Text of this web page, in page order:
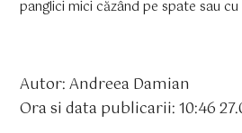
panglici mici căzând pe spate sau
Autor: Andreea Damian
Ora si data publicarii: 10:46